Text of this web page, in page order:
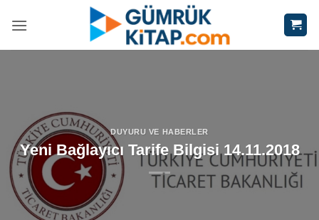
atla
DUYURU VE HABERLER
Yeni Bağlayıcı Tarife Bilgisi 14.11.2018